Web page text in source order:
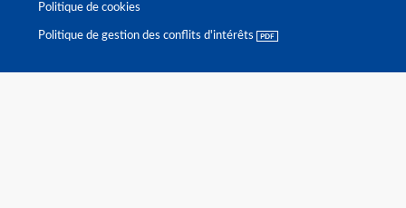
Politique de cookies
Politique de gestion des conflits d'intérêts